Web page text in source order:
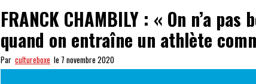
FRANCK CHAMBILY : « On n’a pas
quand on entraîne un athlète
Par cultureboxe le 7 novembre 2020